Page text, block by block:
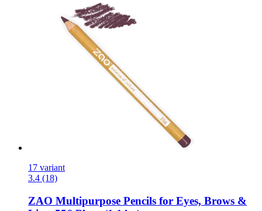
17 variant
3.4 (18)
ZAO Multipurpose Pencils for Eyes, Brows &